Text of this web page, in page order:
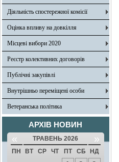
Діяльність спостережної комісії
Оцінка впливу на довкілля
Місцеві вибори 2020
Реєстр колективних договорів
Публічні закупівлі
Внутрішньо переміщені особи
Ветеранська політика
АРХІВ НОВИН
« ТРАВЕНЬ 2026 »
ПН ВТ СР ЧТ ПТ СБ
НД